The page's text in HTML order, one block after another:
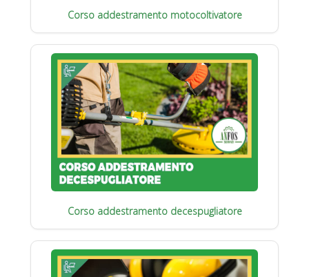
Corso addestramento motocoltivatore
Corso addestramento decespugliatore